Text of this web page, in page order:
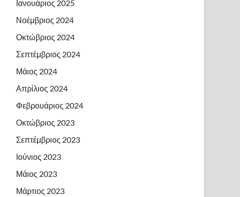
Ιανουάριος 2025
Νοέμβριος 2024
Οκτώβριος 2024
Σεπτέμβριος 2024
Μάιος 2024
Απρίλιος 2024
Φεβρουάριος 2024
Οκτώβριος 2023
Σεπτέμβριος 2023
Ιούνιος 2023
Μάιος 2023
Μάρτιος 2023